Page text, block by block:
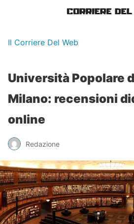
Il Corriere Del Web
Università Popolare
Milano: recensioni
online
Redazione